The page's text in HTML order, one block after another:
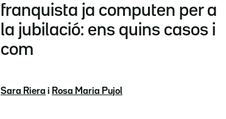
franquista ja computen per a
la jubilació: ens quins casos i
com
Sara Riera i Rosa Maria Pujol